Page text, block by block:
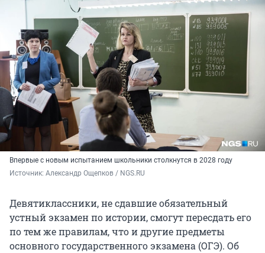
Впервые с новым испытанием школьники столкнутся в 2028 году
Источник: Александр Ощепков / NGS.RU
Девятиклассники, не сдавшие обязательный
устный экзамен по истории, смогут пересдать его
по тем же правилам, что и другие предметы
основного государственного экзамена (ОГЭ). Об